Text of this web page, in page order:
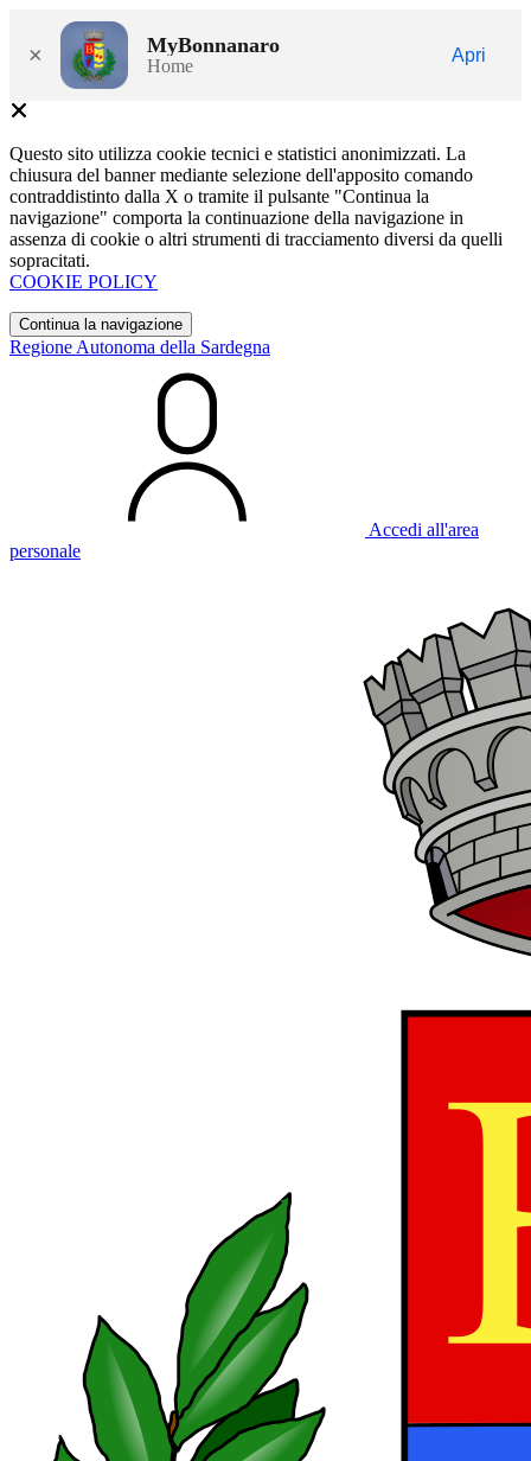
× MyBonnanaro
Home
Apri
Questo sito utilizza cookie tecnici e statistici anonimizzati. La
chiusura del banner mediante selezione dell'apposito comando
contraddistinto dalla X o tramite il pulsante "Continua la
navigazione" comporta la continuazione della navigazione in
assenza di cookie o altri strumenti di tracciamento diversi da quelli
sopracitati.
COOKIE POLICY
Continua la navigazione
Regione Autonoma della Sardegna
Accedi all'area
personale